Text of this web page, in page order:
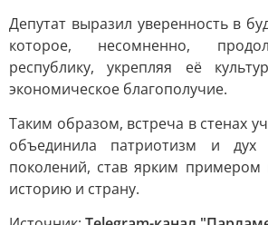
Депутат выразил уверенность в
которое, несомненно,
республику, укрепляя её
экономическое благополучие.
Таким образом, встреча в стенах
объединила патриотизм и дух
поколений, став ярким примером
историю и страну.